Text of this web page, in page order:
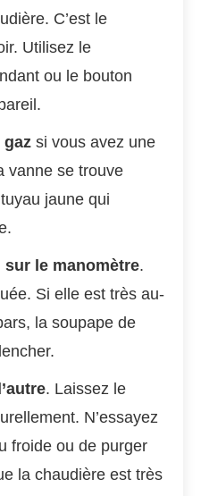
C’est le
Utilisez le
ou le bouton
gaz si vous avez une
vanne se trouve
jaune qui
le manomètre.
Si elle est très au-
la soupape de
. Laissez le
N’essayez
froide ou de purger
la chaudière est très